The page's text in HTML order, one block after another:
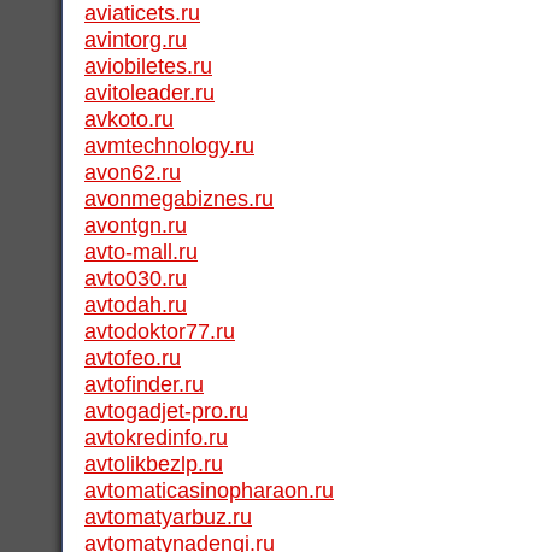
aviaticets.ru
avintorg.ru
aviobiletes.ru
avitoleader.ru
avkoto.ru
avmtechnology.ru
avon62.ru
avonmegabiznes.ru
avontgn.ru
avto-mall.ru
avto030.ru
avtodah.ru
avtodoktor77.ru
avtofeo.ru
avtofinder.ru
avtogadjet-pro.ru
avtokredinfo.ru
avtolikbezlp.ru
avtomaticasinopharaon.ru
avtomatyarbuz.ru
avtomatynadengi.ru